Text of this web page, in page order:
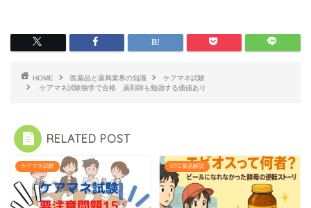
HOME 医薬品と薬局業界の知識
ケアマネ試験
ケアマネ試験独学で合格 薬剤師も勉強する価値あり
RELATED POST
ケアマネ試験 OTC薬品解説